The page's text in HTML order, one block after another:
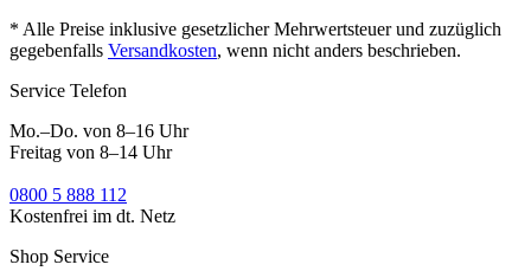
* Alle Preise inklusive gesetzlicher Mehrwertsteuer und zuzüglich
gegebenfalls Versandkosten, wenn nicht anders beschrieben.
Service Telefon
Mo.–Do. von 8–16 Uhr
Freitag von 8–14 Uhr
0800 5 888 112
Kostenfrei im dt. Netz
Shop Service